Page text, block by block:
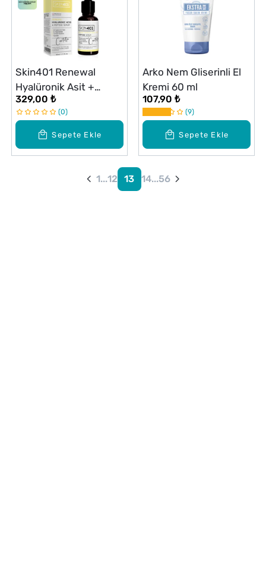
Sepete Ekle
Skin401 Renewal
Hyalüronik Asit +
Peptide Serum 30 ml
329,00 ₺
0
Sepete Ekle
Arko Nem Gliserinli El
Kremi 60 ml
107,90 ₺
9
1...12 13 14...56